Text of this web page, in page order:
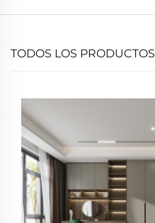
TODOS LOS PRODUCTOS